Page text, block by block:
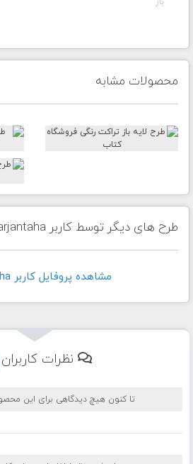
محصولات مشابه
طرح های دیگر توسط کاربر Marjantaha
مشاهده پروفايل کاربر Marjantaha
نظرات
تا کنون هیچ دیدگاهی برای این